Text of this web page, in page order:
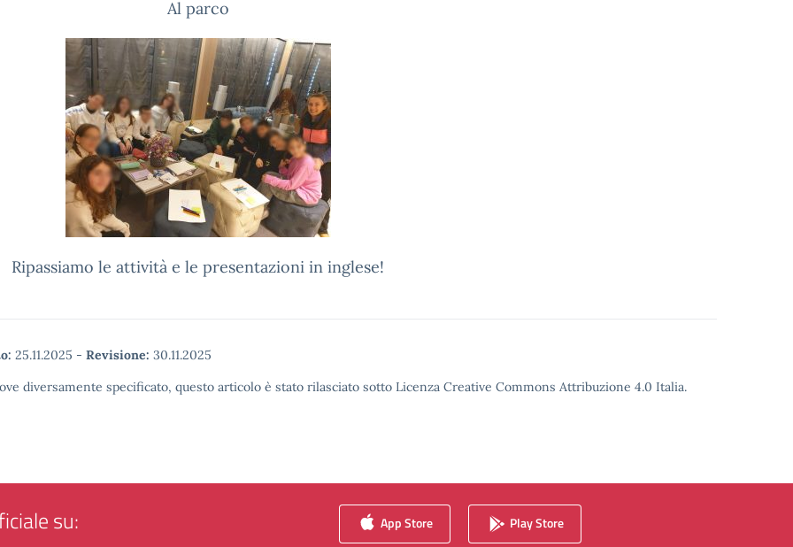
Al parco
Ripassiamo le attività e le presentazioni in inglese!
25.11.2025 - Revisione: 30.11.2025
diversamente specificato, questo articolo è stato rilasciato sotto Licenza Creative Commons Attribuzione 4.0 Italia.
su: App Store Play Store